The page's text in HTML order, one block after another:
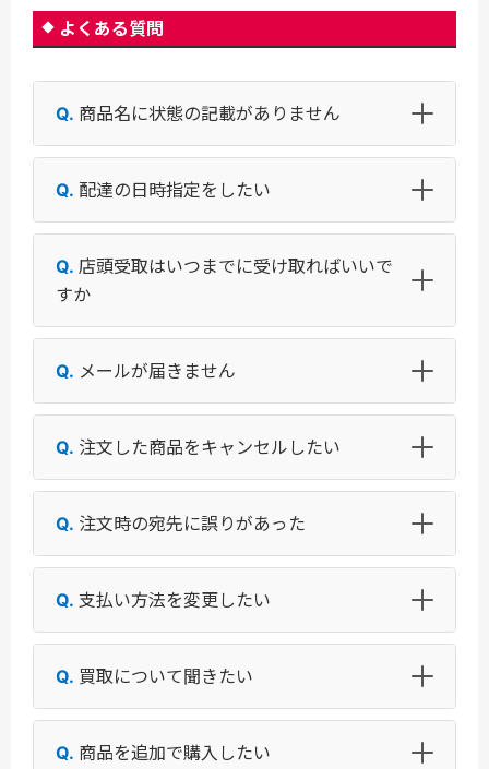
よくある質問
商品名に状態の記載がありません
配達の日時指定をしたい
店頭受取はいつまでに受け取ればいいで
すか
メールが届きません
注文した商品をキャンセルしたい
注文時の宛先に誤りがあった
支払い方法を変更したい
買取について聞きたい
商品を追加で購入したい